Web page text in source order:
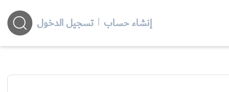
إنشاء حساب | تسجيل الدخول